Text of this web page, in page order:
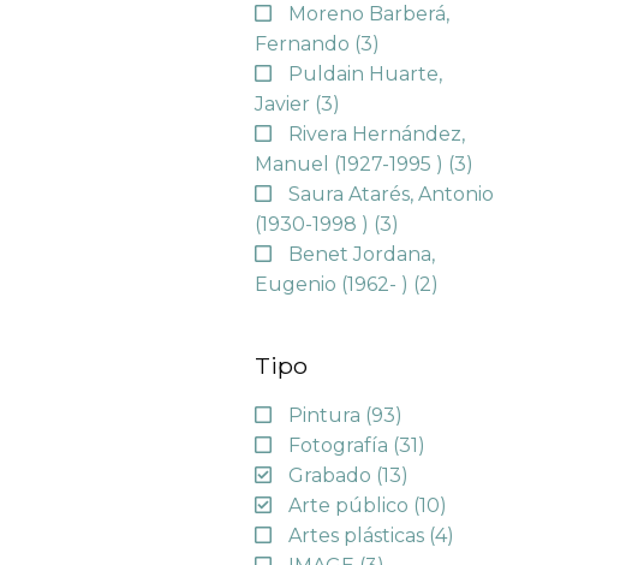
Moreno Barberá,
Fernando (3)
Puldain Huarte,
Javier (3)
Rivera Hernández,
Manuel (1927-1995 ) (3)
Saura Atarés, Antonio
(1930-1998 ) (3)
Benet Jordana,
Eugenio (1962- ) (2)
Tipo
Pintura (93)
Fotografía (31)
Grabado (13)
Arte público (10)
Artes plásticas (4)